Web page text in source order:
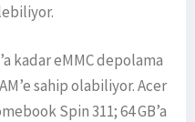
kadar eMMC depolama
sahip olabiliyor. Acer
Spin 311; 64 GB’a